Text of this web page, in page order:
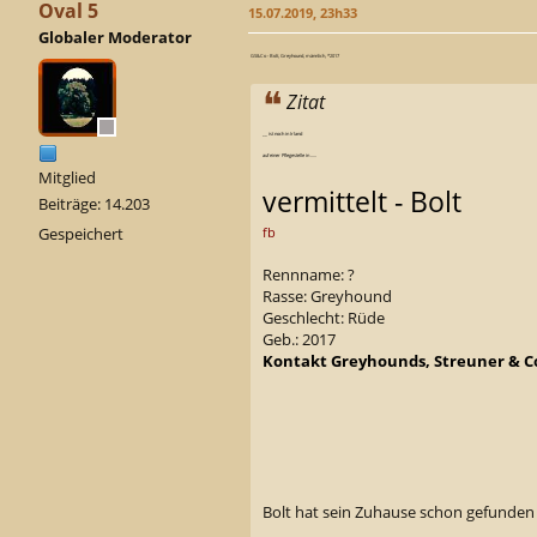
Oval 5
Globaler Moderator
Mitglied
Beiträge: 14.203
Gespeichert
15.07.2019, 23h33
GS&Co - Bolt, Greyhound, männlich, *2017
Zitat
__ ist noch in Irland
auf einer Pflegestelle in .....
vermittelt - Bolt
fb
Rennname: ?
Rasse: Greyhound
Geschlecht: Rüde
Geb.: 2017
Kontakt Greyhounds, Streuner &
Bolt hat sein Zuhause schon gefunden